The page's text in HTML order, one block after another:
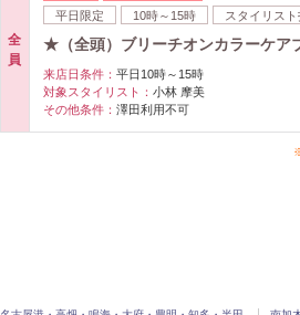
全
員
平日限定 10時～15時 スタイリスト
★（全頭）ブリーチオンカラーケア
来店日条件： 平日10時～15時
対象スタイリスト： 小林 摩美
その他条件： 澤田利用不可